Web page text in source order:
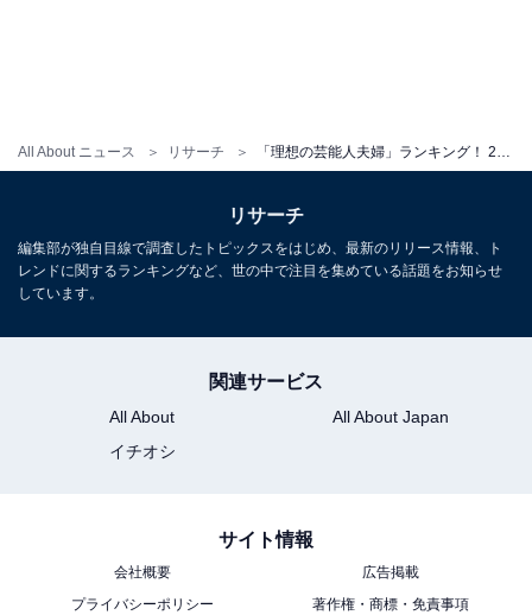
All About ニュース リサーチ
時折見せる家庭の様子から、互いに尊敬し合っているこ
とが感じられるという声が寄せられました。
リサーチ
編集部が独自目線で調査したトピックスをはじめ、最新のリリース情報、ト
レンドに関するランキングなど、世の中で注目を集めている話題をお知らせ
しています。
関連サービス
All About
All About Japan
イチオシ
サイト情報
会社概要
広告掲載
プライバシーポリシー
著作権・商標・免責事項